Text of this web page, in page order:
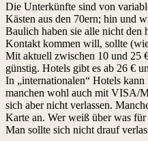
Die Unterkünfte sind von
Kästen aus den 70ern; hin und
Baulich haben sie alle nicht den
Kontakt kommen will, sollte
Mit aktuell zwischen 10 und 25
günstig. Hotels gibt es ab 26 €
In „internationalen“ Hotels
manchen wohl auch mit VISA/
sich aber nicht verlassen.
Karte an. Wer weiß über was
Man sollte sich nicht drauf